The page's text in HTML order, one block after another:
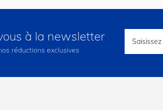
à la newsletter
réductions exclusives
lettre